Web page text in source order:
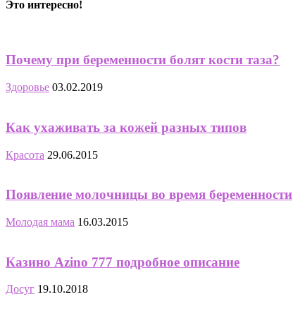
Это интересно!
Почему при беременности болят кости таза?
Здоровье 03.02.2019
Как ухаживать за кожей разных типов
Красота 29.06.2015
Появление молочницы во время беременности
Молодая мама 16.03.2015
Казино Azino 777 подробное описание
Досуг 19.10.2018